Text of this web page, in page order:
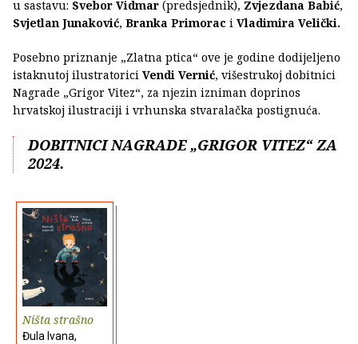
u sastavu: Svebor Vidmar (predsjednik), Zvjezdana Babić,
Svjetlan Junaković, Branka Primorac i Vladimira Velički.
Posebno priznanje „Zlatna ptica“ ove je godine dodijeljeno
istaknutoj ilustratorici Vendi Vernić, višestrukoj dobitnici
Nagrade „Grigor Vitez“, za njezin izniman doprinos
hrvatskoj ilustraciji i vrhunska stvaralačka postignuća.
DOBITNICI NAGRADE „GRIGOR VITEZ“ ZA
2024.
Ništa strašno
Đula Ivana,